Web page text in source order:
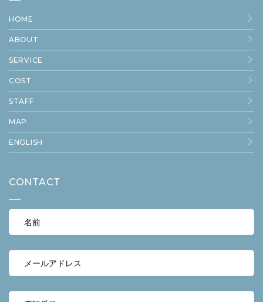
HOME
ABOUT
SERVICE
COST
STAFF
MAP
ENGLISH
CONTACT